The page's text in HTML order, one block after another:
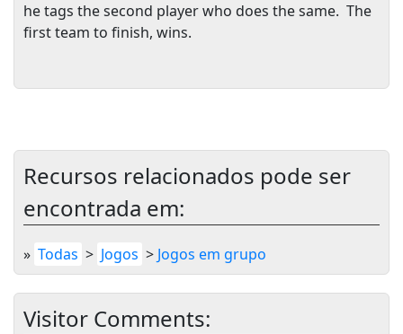
he tags the second player who does the same. The
first team to finish, wins.
Recursos relacionados pode ser
encontrada em:
» Todas > Jogos > Jogos em grupo
Visitor Comments: